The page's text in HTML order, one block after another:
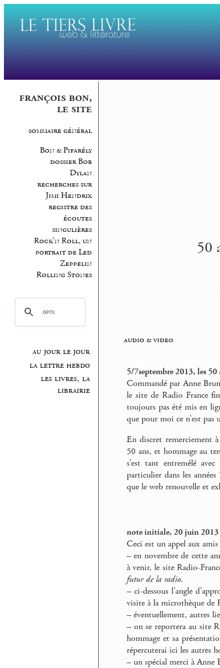
françois bon,
le site
sommaire général
Bon & Pifarély
dossier Bob
Dylan
recherches sur
Jimi Hendrix
registre des
écoutes
singulières
Rock’n Roll, un
portrait de Led
Zeppelin
Rolling Stones
au jour le jour
la lettre hebdo
les livres, la
librairie
50
audio & video
5/7septembre 2013, les
Commandé par Anne
le site de Radio France
toujours pas été mis en
que pour moi ce n’est
En discret remerciement
50 ans, et hommage au
s’est tant entremêlé
particulier dans les
que le web renouvelle et
note initiale, 20 juin 2013
Ceci est un appel aux
– en novembre de cette
à venir, le site Radio-
futur de la radio.
– ci-dessous l’angle
visite à la microthèque de
– éventuellement, autres
– on se reportera au site
hommage et sa
répercuterai ici les autres
– un spécial merci à Anne